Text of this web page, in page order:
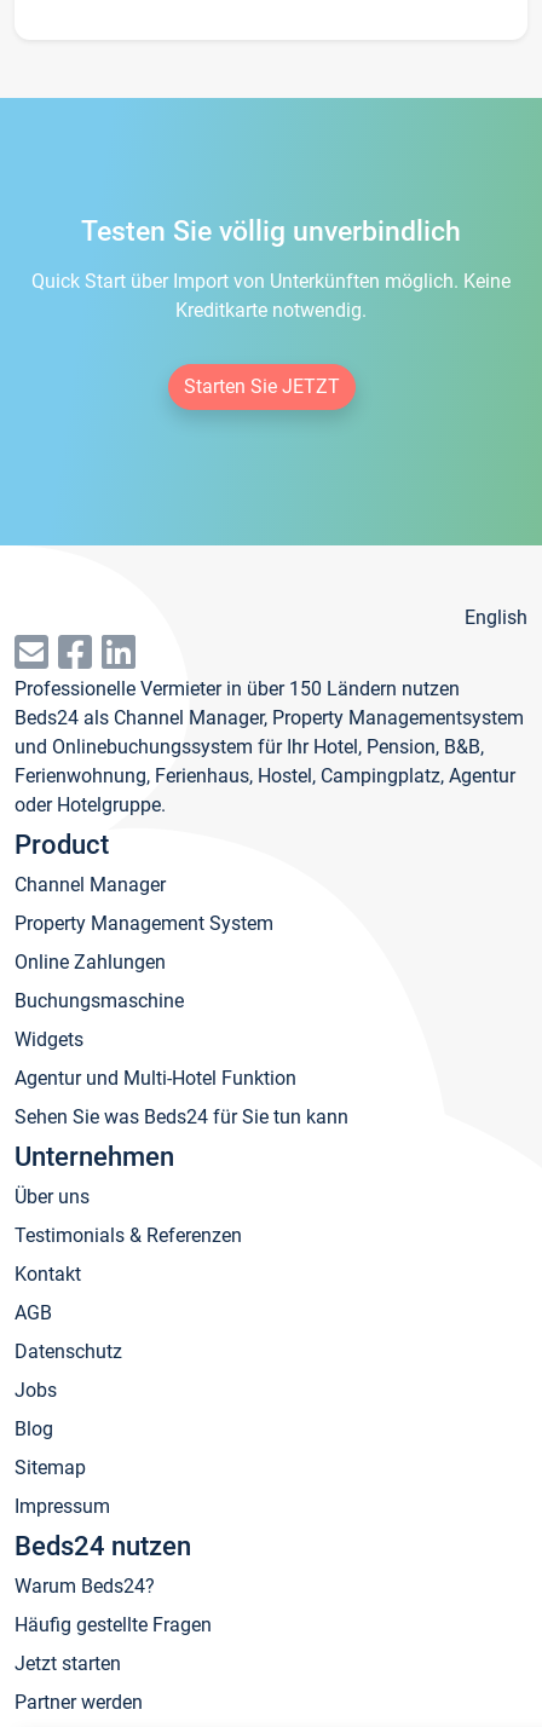
Testen Sie völlig unverbindlich
Quick Start über Import von Unterkünften möglich. Keine
Kreditkarte notwendig.
Starten Sie JETZT
English
Professionelle Vermieter in über 150 Ländern nutzen
Beds24 als Channel Manager, Property Managementsystem
und Onlinebuchungssystem für Ihr Hotel, Pension, B&B,
Ferienwohnung, Ferienhaus, Hostel, Campingplatz, Agentur
oder Hotelgruppe.
Product
Channel Manager
Property Management System
Online Zahlungen
Buchungsmaschine
Widgets
Agentur und Multi-Hotel Funktion
Sehen Sie was Beds24 für Sie tun kann
Unternehmen
Über uns
Testimonials & Referenzen
Kontakt
AGB
Datenschutz
Jobs
Blog
Sitemap
Impressum
Beds24 nutzen
Warum Beds24?
Häufig gestellte Fragen
Jetzt starten
Partner werden